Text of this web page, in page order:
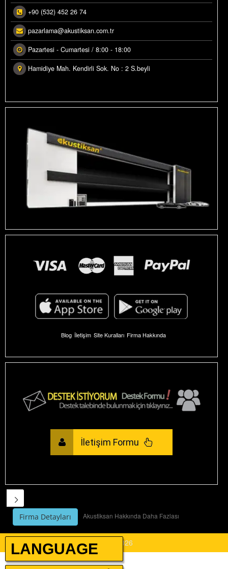
LANGUAGE
+90 (532) 452 26 74
pazarlama@akustiksan.com.tr
Pazartesi - Cumartesi / 8:00 - 18:00
Hamidiye Mah. Kendirli Sok. No : 2 S.beyli
Blog İletişim Site Kuralları Firma Hakkında
İletişim Formu
Firma Detayları Akustiksan Hakkında Daha Fazlası
By Company AKUSTİKSAN A.Ş. © 2026